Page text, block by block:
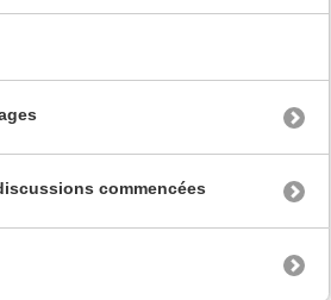
commencées